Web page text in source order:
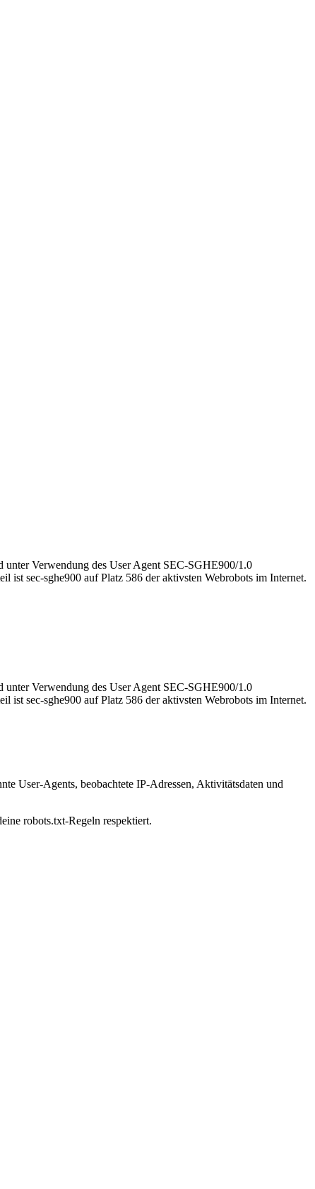
unter Verwendung des User Agent SEC-SGHE900/1.0
sec-sghe900 auf Platz 586 der aktivsten Webrobots im Internet.
unter Verwendung des User Agent SEC-SGHE900/1.0
sec-sghe900 auf Platz 586 der aktivsten Webrobots im Internet.
User-Agents, beobachtete IP-Adressen, Aktivitätsdaten und
robots.txt-Regeln respektiert.